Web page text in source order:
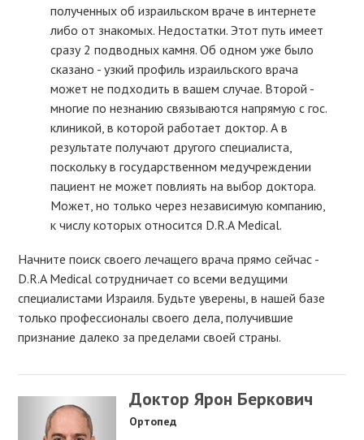
полученных об израильском враче в интернете
либо от знакомых. Недостатки. Этот путь имеет
сразу 2 подводных камня. Об одном уже было
сказано - узкий профиль израильского врача
может не подходить в вашем случае. Второй -
многие по незнанию связываются напрямую с гос.
клиникой, в которой работает доктор. А в
результате получают другого специалиста,
поскольку в государственном медучреждении
пациент не может повлиять на выбор доктора.
Может, но только через независимую компанию,
к числу которых относится D.R.A Medical.
Начните поиск своего лечащего врача прямо сейчас -
D.R.A Medical сотрудничает со всеми ведущими
специалистами Израиля. Будьте уверены, в нашей базе
только профессионалы своего дела, получившие
признание далеко за пределами своей страны.
Доктор Ярон Беркович
Ортопед